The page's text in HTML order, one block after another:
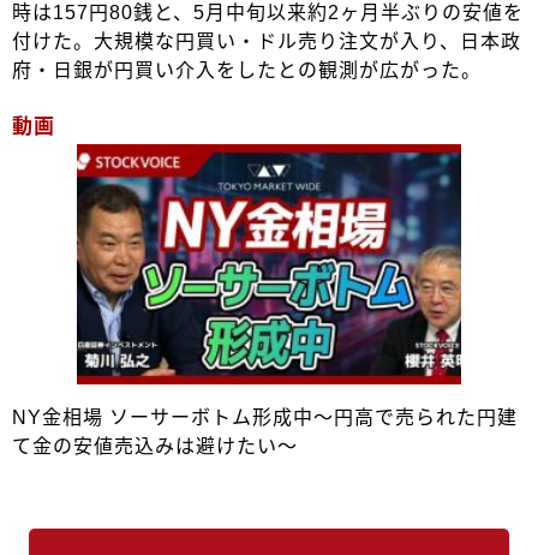
時は157円80銭と、5月中旬以来約2ヶ月半ぶりの安値を
付けた。大規模な円買い・ドル売り注文が入り、日本政
府・日銀が円買い介入をしたとの観測が広がった。
動画
NY金相場 ソーサーボトム形成中～円高で売られた円建
て金の安値売込みは避けたい～